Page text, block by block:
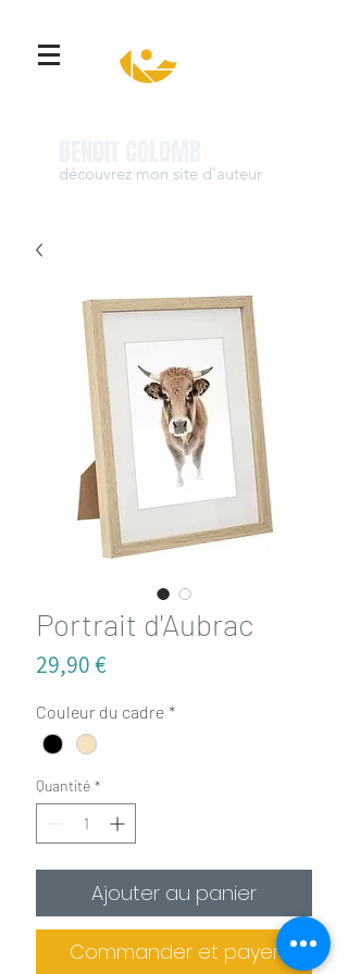
découvrez mon site d'auteur
Portrait d'Aubrac
29,90 €Prix
Couleur du cadre *
Quantité *
Ajouter au panier
Commander et payer